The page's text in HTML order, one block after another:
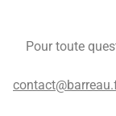
Pour toute